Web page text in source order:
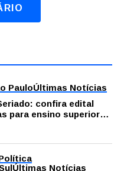
PauloÚltimas Notícias
confira edital
para ensino superior
Últimas Notícias